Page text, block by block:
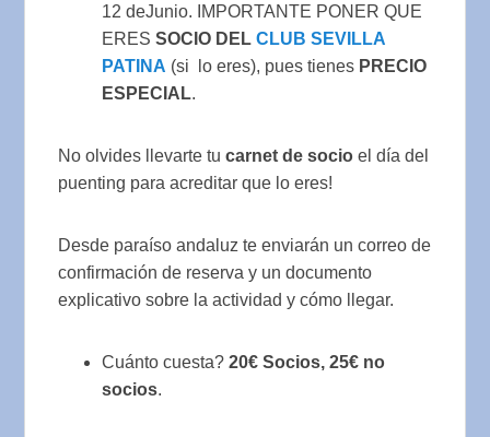
12 deJunio. IMPORTANTE PONER QUE
ERESSOCIO DEL CLUB SEVILLA
PATINA (si lo eres), pues tienes PRECIO
ESPECIAL.
No olvides llevarte tucarnet de socio el día del
puenting para acreditar que lo eres!
Desde paraíso andaluz te enviarán un correo de
confirmación de reserva y un documento
explicativo sobre la actividad y cómo llegar.
Cuánto cuesta?20€ Socios, 25€ no
socios.